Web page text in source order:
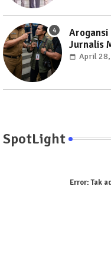
Arogansi
Jurnalis
April
SpotLight
Error:Tak